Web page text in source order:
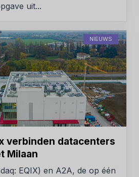
uit...
NIEUWS
verbinden datacenters
Milaan
EQIX) en A2A, de op één